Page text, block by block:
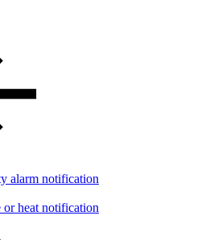
alarm notification
or heat notification